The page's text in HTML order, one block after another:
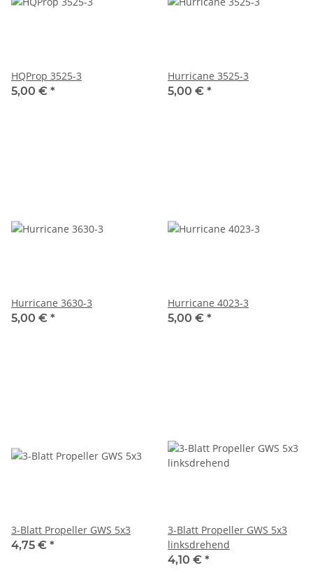
HQProp 3525-3
5,00 € *
Hurricane 3525-3
5,00 € *
Hurricane 3630-3
5,00 € *
Hurricane 4023-3
5,00 € *
3-Blatt Propeller GWS 5x3
4,75 € *
3-Blatt Propeller GWS 5x3
linksdrehend
4,10 € *